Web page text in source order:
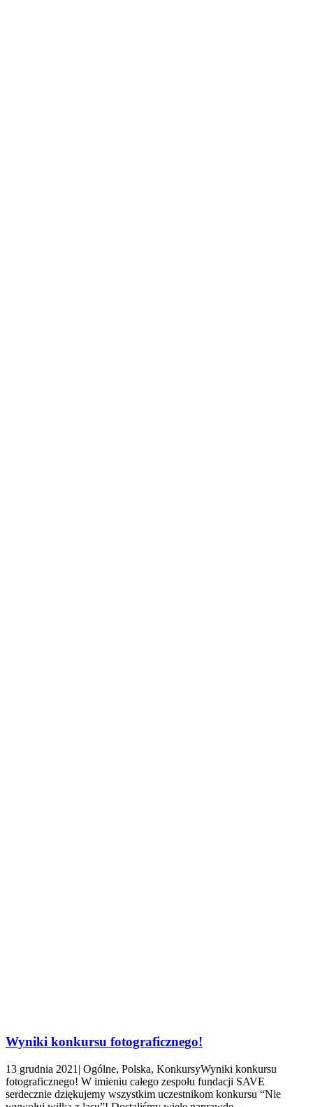
Wyniki konkursu fotograficznego!
13 grudnia 2021| Ogólne, Polska, KonkursyWyniki konkursu
fotograficznego! W imieniu całego zespołu fundacji SAVE
serdecznie dziękujemy wszystkim uczestnikom konkursu “Nie